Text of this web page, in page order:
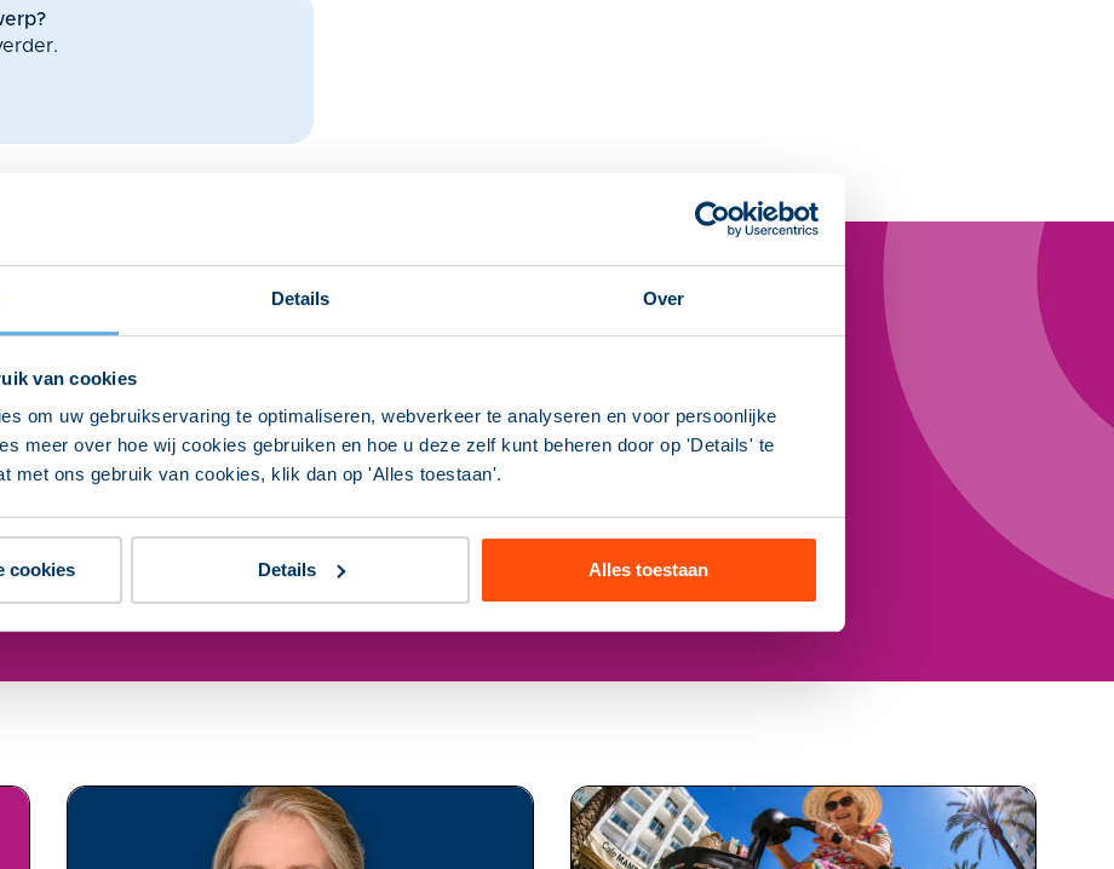
Details Over
van cookies
om uw gebruikservaring te optimaliseren, webverkeer te analyseren en voor persoonlijke
meer over hoe wij cookies gebruiken en hoe u deze zelf kunt beheren door op 'Details' te
met ons gebruik van cookies, klik dan op 'Alles toestaan'.
cookies Details Alles toestaan
Sociaal Domein
op de hoogte van de actuele ontwikkelingen in het sociaal domein? Meld je aan
nieuwsbrief. Met onder andere blogs van experts, interessante whitepapers en
toelichting op wet- en regelgeving.
Aanmelden nieuwsbrief